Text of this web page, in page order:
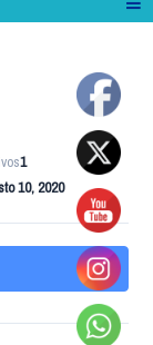
1
10, 2020